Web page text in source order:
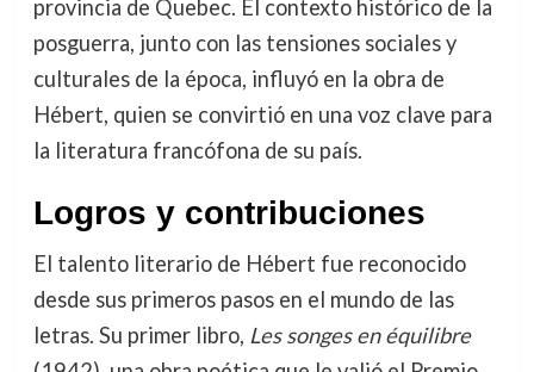
provincia de Quebec. El contexto histórico de la
posguerra, junto con las tensiones sociales y
culturales de la época, influyó en la obra de
Hébert, quien se convirtió en una voz clave para
la literatura francófona de su país.
Logros y contribuciones
El talento literario de Hébert fue reconocido
desde sus primeros pasos en el mundo de las
letras. Su primer libro, Les songes en équilibre